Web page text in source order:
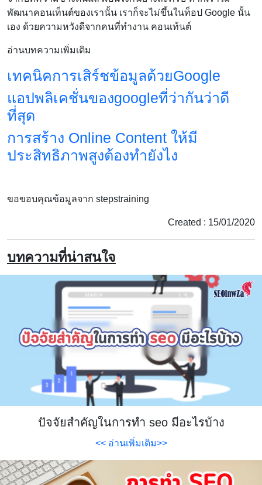
พัฒนาคอนเท็นต์ของเรานั้น เราก็จะไม่ขึ้นในท็อป Google นั้น
เอง ด้วยความหวังดีจากคนที่ทำงาน คอนเท้นต์
อ่านบทความเพิ่มเติม
เทคนิคการเสิร์ชข้อมูลด้วยGoogle
แอปพลิเคชั่นของgoogleที่ว่ากันว่าดี
ที่สุด
การสร้าง Online Content ให้มี
ประสิทธิภาพสูงต้องทำยังไง
ขอขอบคุณข้อมูลจาก stepstraining
Created : 15/01/2020
บทความที่น่าสนใจ
ปัจจัยสำคัญในการทำ seo มีอะไรบ้าง
<< อ่านเพิ่มเติม>>